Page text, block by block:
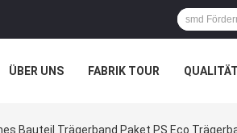
ÜBER UNS FABRIK TOUR
Bauteil Trägerband Paket PS Eco